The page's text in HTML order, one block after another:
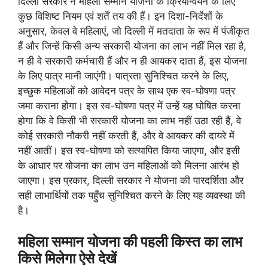
कुछ विशिष्ट नियम एवं शर्तें तय की हैं। इन दिशा-निर्देशों के
अनुसार, केवल वे महिलाएं, जो दिल्ली में मतदाता के रूप में पंजीकृत
हैं और जिन्हें किसी अन्य सरकारी योजना का लाभ नहीं मिल रहा है,
न ही वे सरकारी कर्मचारी हैं और न ही आयकर दाता हैं, इस योजना
के लिए पात्र मानी जाएंगी। पात्रता सुनिश्चित करने के लिए,
इच्छुक महिलाओं को आवेदन पत्र के साथ एक स्व-घोषणा पत्र
जमा कराना होगा। इस स्व-घोषणा पत्र में उन्हें यह घोषित करना
होगा कि वे किसी भी सरकारी योजना का लाभ नहीं उठा रही हैं, वे
कोई सरकारी नौकरी नहीं करती हैं, और वे आयकर की दायरे में
नहीं आतीं। इस स्व-घोषणा को सत्यापित किया जाएगा, और इसी
के आधार पर योजना का लाभ उन महिलाओं को मिलना आरंभ हो
जाएगा। इस प्रकार, दिल्ली सरकार ने योजना की पारदर्शिता और
सही लाभार्थियों तक पहुँच सुनिश्चित करने के लिए यह व्यवस्था की
है।
महिला सम्मान योजना की पहली किस्त का लाभ
किसे मिलेगा ऐसे देखें